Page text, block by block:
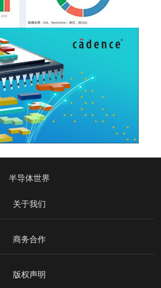
半导体世界
关于我们
商务合作
版权声明